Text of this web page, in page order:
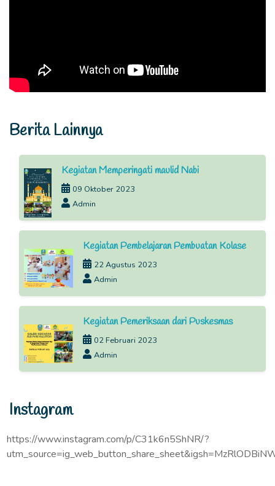
Berita Lainnya
Kegiatan Memperingati maulid Nabi
09 Oktober 2023
Admin
Kegiatan Pembelajaran Pembuatan Kolase
22 Agustus 2023
Admin
Kegiatan Pemeriksaan dari Puskesmas
02 Februari 2023
Admin
Instagram
https://www.instagram.com/p/C31k6n5ShNR/?